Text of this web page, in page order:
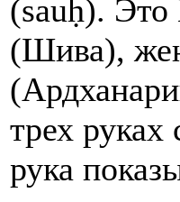
(sauḥ). Это
(Шива),
трех руках
рука